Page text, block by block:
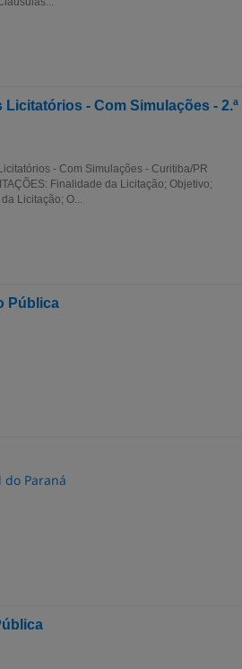
- Com Simulações - 2.ª
- Com Simulações - Curitiba/PR
Finalidade da Licitação; Objetivo;
Licitação; O...
Pública
do Paraná